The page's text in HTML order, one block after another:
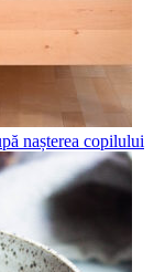
nașterea copilului